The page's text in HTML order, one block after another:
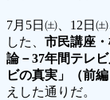
7月5日㈯、12日
した、 市民講座
論－37年間テレ
ビの真実」（前編
えした通りだ。